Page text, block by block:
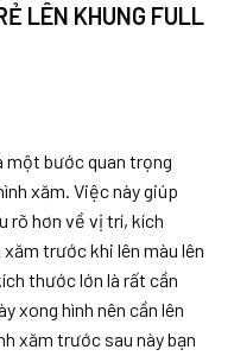
LÊN KHUNG FULL
một bước quan trọng
xăm. Việc này giúp
rõ hơn về vị trí, kích
trước khi lên màu lên
thước lớn là rất cần
xong hình nên cần lên
xăm trước sau này bạn